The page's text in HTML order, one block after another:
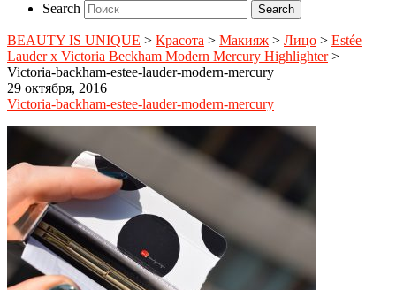
Search
BEAUTY IS UNIQUE > Красота > Макияж > Лицо > Estée
Lauder x Victoria Beckham Modern Mercury Highlighter>
Victoria-backham-estee-lauder-modern-mercury
29 октября, 2016
Victoria-backham-estee-lauder-modern-mercury